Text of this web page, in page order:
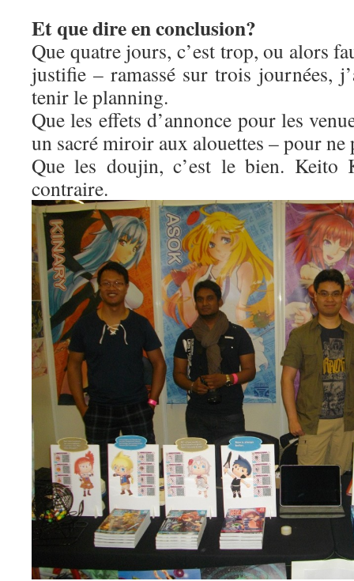
Et que dire en conclusion?
Que quatre jours, c’est trop, ou alors
justifie – ramassé sur trois journées,
tenir le planning.
Que les effets d’annonce pour les
un sacré miroir aux alouettes – pour ne
Que les doujin, c’est le bien. Keito
contraire.